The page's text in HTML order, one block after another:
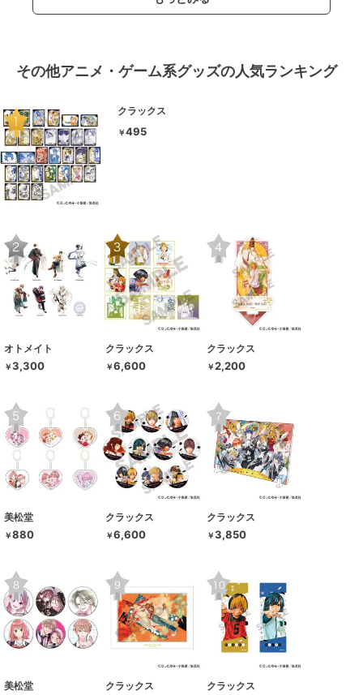
その他アニメ・ゲーム系グッズの人気ランキング
クラックス
￥495
オトメイト
￥3,300
クラックス
￥6,600
クラックス
￥2,200
美松堂
￥880
クラックス
￥6,600
クラックス
￥3,850
美松堂 クラックス クラックス